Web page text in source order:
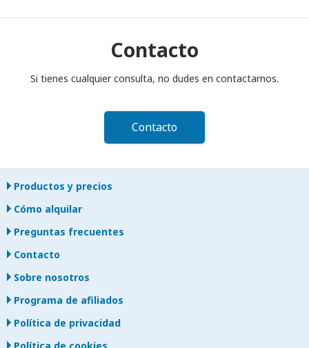
Contacto
Si tienes cualquier consulta, no dudes en contactarnos.
Contacto
Productos y precios
Cómo alquilar
Preguntas frecuentes
Contacto
Sobre nosotros
Programa de afiliados
Política de privacidad